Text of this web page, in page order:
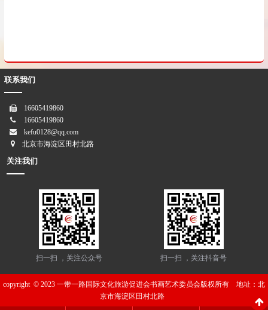
联系我们
16605419860
16605419860
kefu0128@qq.com
北京市海淀区田村北路
关注我们
扫一扫 ，关注公众号 扫一扫 ，关注抖音号
copyright © 2023 一带一路国际文化旅游促进会书画艺术委员会版权所有 地址： 北
京市海淀区田村北路